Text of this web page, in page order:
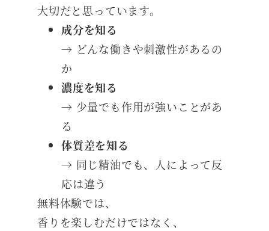
大切だと思っています。
成分を知る
→ どんな働きや刺激性があるの
か
濃度を知る
→ 少量でも作用が強いことがあ
る
体質差を知る
→ 同じ精油でも、人によって反
応は違う
無料体験では、
香りを楽しむだけではなく、